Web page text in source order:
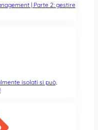
| Parte 2: gestire
isolati si può,